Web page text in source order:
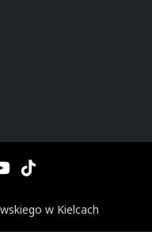
w Kielcach